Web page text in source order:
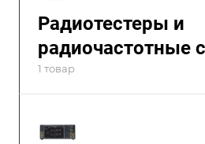
Радиотестеры и
радиочастотные
1 товар